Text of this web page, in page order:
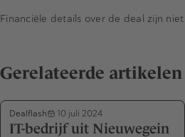
Financiële details over de deal zijn
Gerelateerde artikelen
Dealflash 10 juli 2024
IT-bedrijf uit Nieuwegein